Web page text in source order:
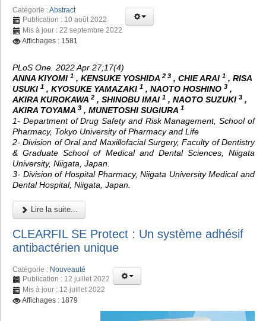
Catégorie :Abstract
Publication : 10 août 2022
Mis à jour : 22 septembre 2022
Affichages : 1581
PLoS One. 2022 Apr 27;17(4)
ANNA KIYOMI 1 , KENSUKE YOSHIDA 2 3 , CHIE ARAI 1 , RISA
USUKI 1 , KYOSUKE YAMAZAKI 1 , NAOTO HOSHINO 3 ,
AKIRA KUROKAWA 2 , SHINOBU IMAI 1 , NAOTO SUZUKI 3 ,
AKIRA TOYAMA 3 , MUNETOSHI SUGIURA 1
1- Department of Drug Safety and Risk Management, School of
Pharmacy, Tokyo University of Pharmacy and Life
2- Division of Oral and Maxillofacial Surgery, Faculty of Dentistry
& Graduate School of Medical and Dental Sciences, Niigata
University, Niigata, Japan.
3- Division of Hospital Pharmacy, Niigata University Medical and
Dental Hospital, Niigata, Japan.
Lire la suite...
CLEARFIL SE Protect : Un système adhésif
antibactérien unique
Catégorie : Nouveauté
Publication : 12 juillet 2022
Mis à jour : 12 juillet 2022
Affichages : 1879